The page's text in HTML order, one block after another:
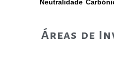
Neutralidade
Áreas de